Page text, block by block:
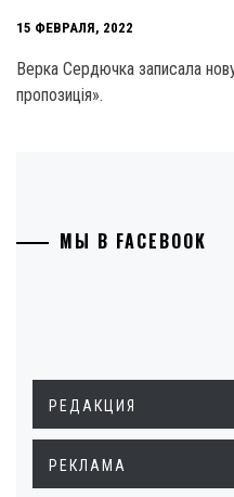
15 ФЕВРАЛЯ, 2022
Верка Сердючка записала
пропозиція».
МЫ В FACEBOOK
РЕДАКЦИЯ
РЕКЛАМА